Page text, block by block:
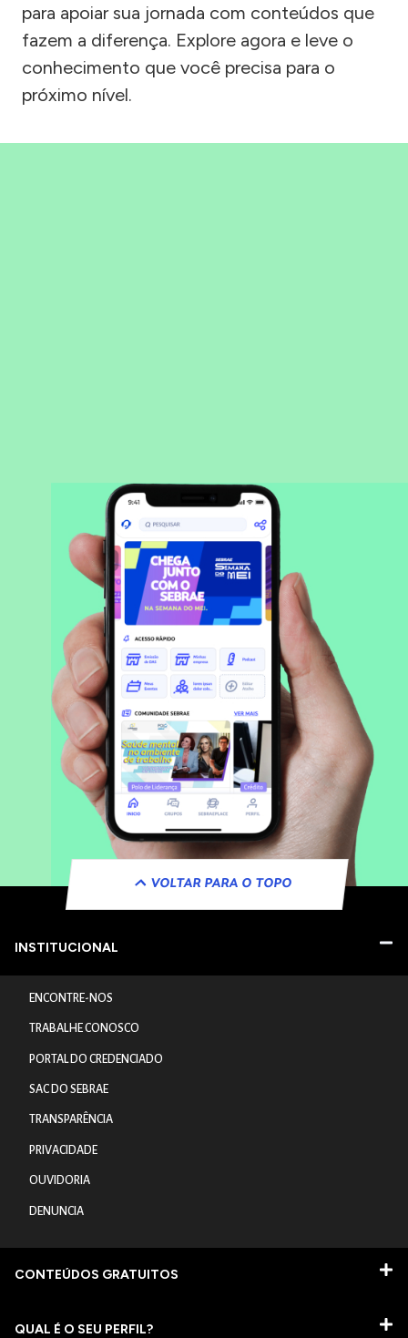
para apoiar sua jornada com conteúdos que
fazem a diferença. Explore agora e leve o
conhecimento que você precisa para o
próximo nível.
VOLTAR PARA O TOPO
INSTITUCIONAL
ENCONTRE-NOS
TRABALHE CONOSCO
PORTAL DO CREDENCIADO
SAC DO SEBRAE
TRANSPARÊNCIA
PRIVACIDADE
OUVIDORIA
DENUNCIA
CONTEÚDOS GRATUITOS
QUAL É O SEU PERFIL?